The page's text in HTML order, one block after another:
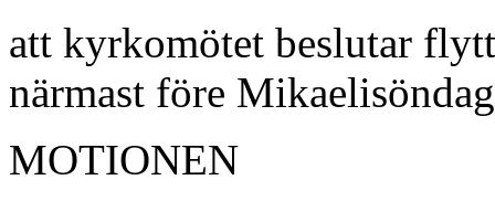
att kyrkomötet beslutar
närmast före
MOTIONEN